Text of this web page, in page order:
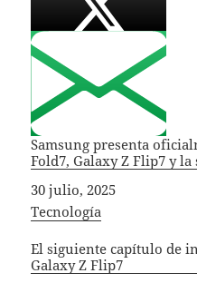
Samsung presenta
Fold7, Galaxy Z Flip7 y
Fecha
30 julio, 2025
In relation to
Tecnología
El siguiente capítulo de
Galaxy Z Flip7